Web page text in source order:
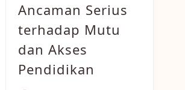
Mahjong Ways 2
Slot Kamboja
Slot Thailand
Ancaman Serius
terhadap Mutu
dan Akses
Pendidikan